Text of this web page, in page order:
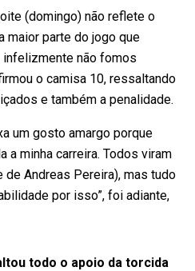
(domingo) não reflete o
maior parte do jogo que
não fomos
o camisa 10, ressaltando
e também a penalidade.
um gosto amargo porque
a minha carreira. Todos viram
de Andreas Pereira), mas tudo
por isso”, foi adiante,
todo o apoio da torcida